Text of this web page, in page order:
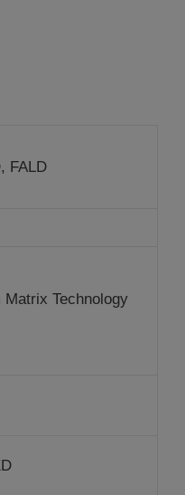
FALD
Matrix Technology